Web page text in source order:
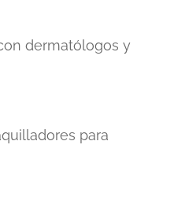
dermatólogos y
para